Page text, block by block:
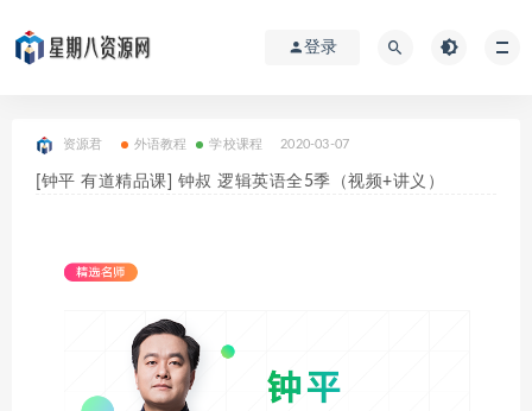
登录
资源君 外语教程 学校课程 2020-03-07
[钟平 有道精品课] 钟叔 逻辑英语全5季（视频+讲义）